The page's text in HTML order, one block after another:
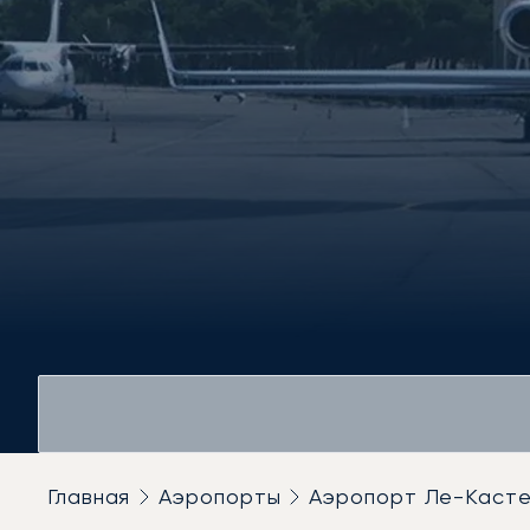
Главная Аэропорты Аэропорт Ле-